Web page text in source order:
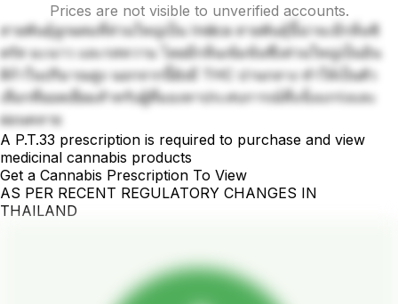
Prices are not visible to unverified accounts.
สายพันธุ์ลูกผสมที่ส่วนใหญ่เป็น Indica สายพันธุ์นี้น่าจะมีกลิ่นซิ
ตรัส มะนาว และรสหวาน โดยมีกลิ่นเข้มข้นซึ่งส่วนใหญ่เป็นอิน
ดิก้าในปริมาณสูง นอกจากนี้ยังมี THC ปานกลาง ทำให้เป็นตัว
เลือกที่ยอดเยี่ยมสำหรับผู้ที่มองหาประสบการณ์ที่แข็งแกร่งและ
ผ่อนคลาย
A P.T.33 prescription is required to purchase and view
medicinal cannabis products
Get a Cannabis Prescription To View
AS PER RECENT REGULATORY CHANGES IN
THAILAND